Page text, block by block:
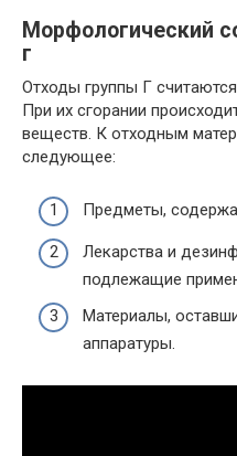
Морфологический
г
Отходы группы Г
При их сгорании
веществ. К отходным
следующее:
Предметы,
Лекарства и
подлежащие
Материалы,
аппаратуры.